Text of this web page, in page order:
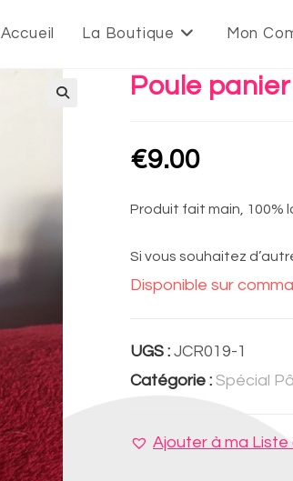
Accueil La Boutique Mon
Poule
€9.00
Produit fait main, 100%
Si vous souhaitez
Disponible sur
UGS : JCR019-1
Catégorie : Spécial
Ajouter à ma Liste